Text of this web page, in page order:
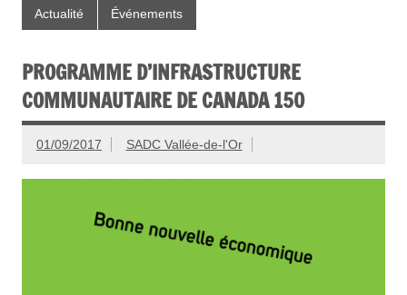
Actualité Événements
PROGRAMME D’INFRASTRUCTURE
COMMUNAUTAIRE DE CANADA 150
01/09/2017 SADC Vallée-de-l'Or